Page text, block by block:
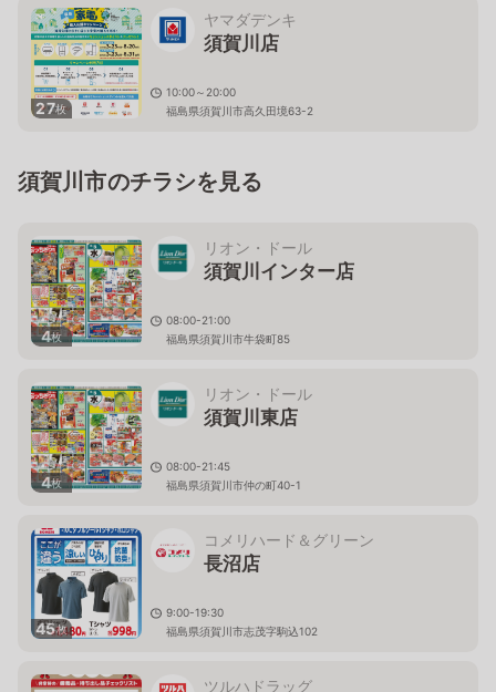
27枚
ヤマダデンキ
須賀川店
10:00～20:00
福島県須賀川市高久田境63-2
須賀川市のチラシを見る
4枚
リオン・ドール
須賀川インター店
08:00-21:00
福島県須賀川市牛袋町85
4枚
リオン・ドール
須賀川東店
08:00-21:45
福島県須賀川市仲の町40-1
45枚
コメリハード＆グリーン
長沼店
9:00-19:30
福島県須賀川市志茂字駒込102
ツルハドラッグ